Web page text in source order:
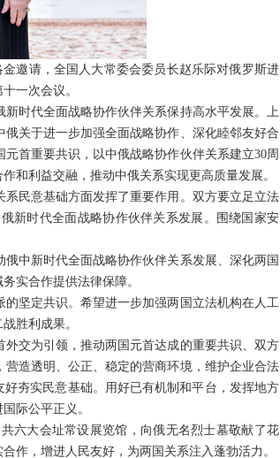
邀请，全国人大常委会委员长赵乐际对俄罗斯进
一次会议。
时代全面战略协作伙伴关系保持高水平发展。上
关于进一步加强全面战略协作、深化睦邻友好合
首重要共识，以中俄战略协作伙伴关系建立30周
和利益交融，推动中俄关系实现更高质量发展。
民意基础方面发挥了重要作用。双方要立足立法
新时代全面战略协作伙伴关系发展。围绕国家安
中新时代全面战略协作伙伴关系发展、深化两国
实合作提供法律保障。
坚定共识。希望进一步加强两国立法机构在人工
胜利成果。
交为引领，推动两国元首达成的重要共识、双方
造透明、公正、稳定的营商环境，维护企业合法
夯实民意基础。用好已有机制和平台，发挥地方
际公平正义。
六大会址常设展览馆，向俄无名烈士墓敬献了花
作，增进人民友好，为两国关系注入蓬勃活力。